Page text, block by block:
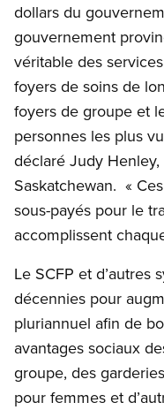
dollars du
gouvernement
véritable des
foyers de soins de
foyers de groupe et
personnes les plus
déclaré Judy
Saskatchewan. «
sous-payés pour le
accomplissent
Le SCFP et d’autres
décennies pour
pluriannuel afin de
avantages sociaux
groupe, des
pour femmes et